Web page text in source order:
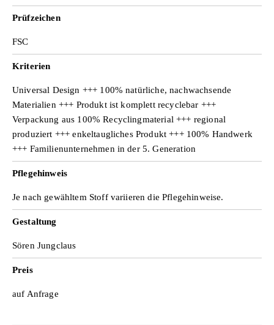
Prüfzeichen
FSC
Kriterien
Universal Design +++ 100% natürliche, nachwachsende
Materialien +++ Produkt ist komplett recyclebar +++
Verpackung aus 100% Recyclingmaterial +++ regional
produziert +++ enkeltaugliches Produkt +++ 100% Handwerk
+++ Familienunternehmen in der 5. Generation
Pflegehinweis
Je nach gewähltem Stoff variieren die Pflegehinweise.
Gestaltung
Sören Jungclaus
Preis
auf Anfrage